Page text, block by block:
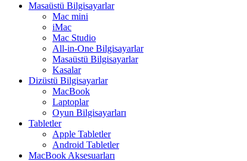
Masaüstü Bilgisayarlar
Mac mini
iMac
Mac Studio
All-in-One Bilgisayarlar
Masaüstü Bilgisayarlar
Kasalar
Dizüstü Bilgisayarlar
MacBook
Laptoplar
Oyun Bilgisayarları
Tabletler
Apple Tabletler
Android Tabletler
MacBook Aksesuarları